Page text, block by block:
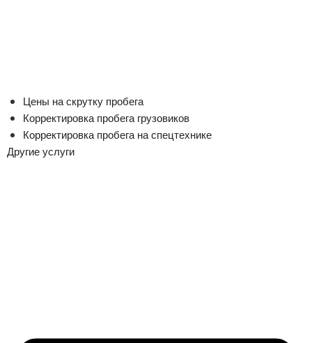
Цены на скрутку пробега
Корректировка пробега грузовиков
Корректировка пробега на спецтехнике
Другие услуги